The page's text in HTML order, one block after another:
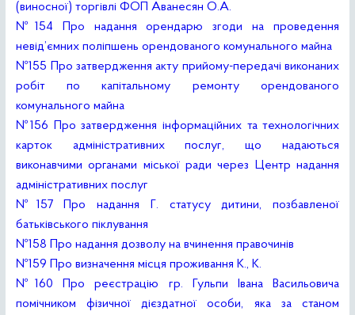
(виносної) торгівлі ФОП Аванесян О.А.
№154 Про надання орендарю згоди на проведення
невід’ємних поліпшень орендованого комунального майна
№155 Про затвердження акту прийому-передачі виконаних
робіт по капітальному ремонту орендованого
комунального майна
№156 Про затвердження інформаційних та технологічних
карток адміністративних послуг, що надаються
виконавчими органами міської ради через Центр надання
адміністративних послуг
№157 Про надання Г. статусу дитини, позбавленої
батьківського піклування
№158 Про надання дозволу на вчинення правочинів
№159 Про визначення місця проживання К., К.
№160 Про реєстрацію гр. Гульпи Івана Васильовича
помічником фізичної дієздатної особи, яка за станом